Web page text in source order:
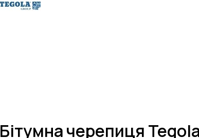
Бітумна черепиця